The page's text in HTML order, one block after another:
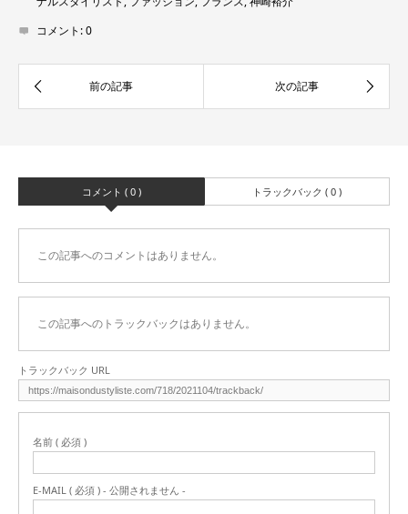
コメント:0
コメント ( 0 ) トラックバック ( 0 )
この記事へのコメントはありません。
この記事へのトラックバックはありません。
トラックバック URL
名前 ( 必須 )
E-MAIL ( 必須 ) - 公開されません -